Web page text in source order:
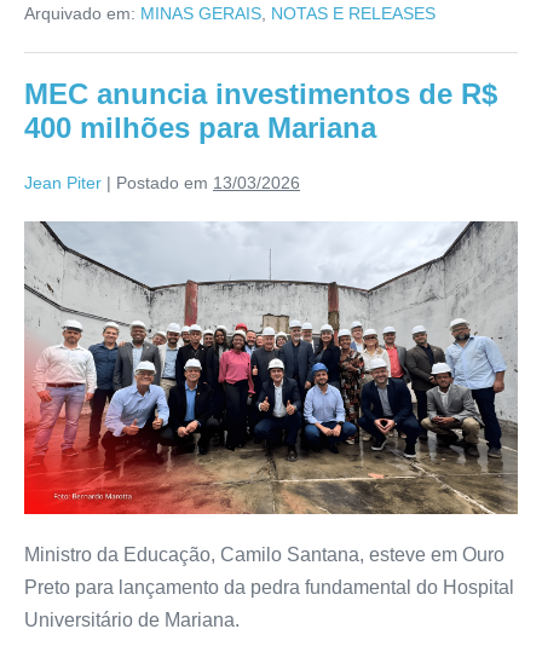
Arquivado em: MINAS GERAIS NOTAS E RELEASES
MEC anuncia investimentos de R$
400 milhões para Mariana
Jean Piter | Postado em 13/03/2026
Ministro da Educação, Camilo Santana, esteve em Ouro
Preto para lançamento da pedra fundamental do Hospital
Universitário de Mariana.